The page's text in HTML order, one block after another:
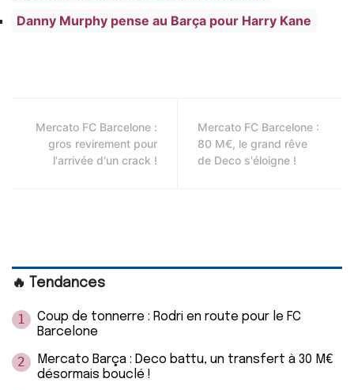
Danny Murphy pense au Barça pour Harry Kane
Mercato FC Barcelone :
gros revirement pour
l'arrivée d'un crack !
Mercato FC Barcelone :
80 M€, le grand rêve
de Deco s'éloigne !
🔥 Tendances
1
Coup de tonnerre : Rodri en route pour le FC
Barcelone
2
Mercato Barça : Deco battu, un transfert à 30 M€
désormais bouclé !